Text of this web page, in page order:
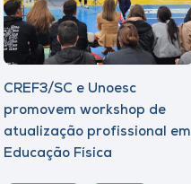
CREF3/SC e Unoesc
promovem workshop de
atualização profissional em
Educação Física